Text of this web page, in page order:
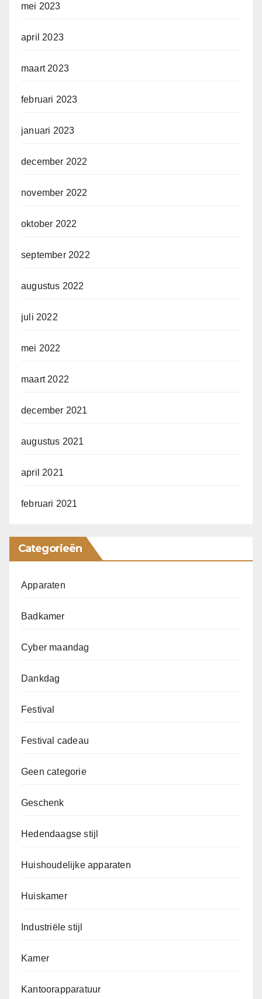
mei 2023
april 2023
maart 2023
februari 2023
januari 2023
december 2022
november 2022
oktober 2022
september 2022
augustus 2022
juli 2022
mei 2022
maart 2022
december 2021
augustus 2021
april 2021
februari 2021
Categorieën
Apparaten
Badkamer
Cyber maandag
Dankdag
Festival
Festival cadeau
Geen categorie
Geschenk
Hedendaagse stijl
Huishoudelijke apparaten
Huiskamer
Industriële stijl
Kamer
Kantoorapparatuur